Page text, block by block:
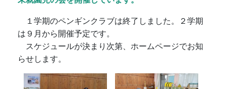
「とうきょうすくわくプログラム」活動報告
「とうきょうすくわくプログラム」とは、全ての乳
幼児の「伸びる・育つ（すくすく）」と「好奇心・
ラムで、乳幼児の豊かな心の育ちをサポートするた